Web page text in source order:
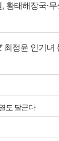
황태해장국·
최정윤 인기
도 달군다